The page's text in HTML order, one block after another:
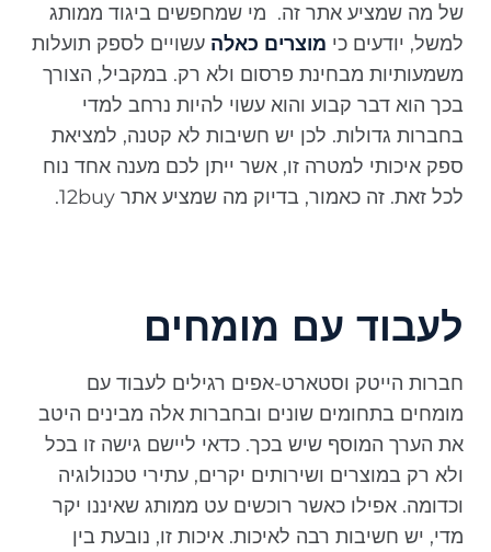
של מה שמציע אתר זה. מי שמחפשים ביגוד ממותג
למשל, יודעים כימוצרים כאלהעשויים לספק תועלות
משמעותיות מבחינת פרסום ולא רק. במקביל, הצורך
בכך הוא דבר קבוע והוא עשוי להיות נרחב למדי
בחברות גדולות. לכן יש חשיבות לא קטנה, למציאת
ספק איכותי למטרה זו, אשר ייתן לכם מענה אחד נוח
לכל זאת. זה כאמור, בדיוק מה שמציע אתר 12buy.
לעבוד עם מומחים
חברות הייטק וסטארט-אפים רגילים לעבוד עם
מומחים בתחומים שונים ובחברות אלה מבינים היטב
את הערך המוסף שיש בכך. כדאי ליישם גישה זו בכל
ולא רק במוצרים ושירותים יקרים, עתירי טכנולוגיה
וכדומה. אפילו כאשר רוכשים עט ממותג שאיננו יקר
מדי, יש חשיבות רבה לאיכות. איכות זו, נובעת בין